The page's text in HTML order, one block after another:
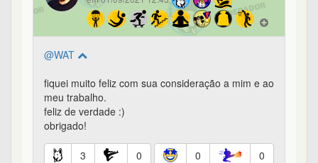
@WAT
fiquei muito feliz com sua consideração a mim e ao
meu trabalho.
feliz de verdade :)
obrigado!
3 0 0 0